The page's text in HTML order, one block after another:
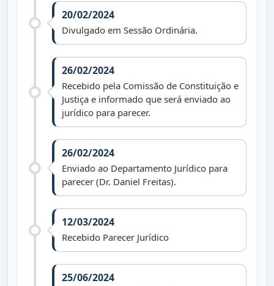
20/02/2024
Divulgado em Sessão Ordinária.
26/02/2024
Recebido pela Comissão de Constituição e
Justiça e informado que será enviado ao
jurídico para parecer.
26/02/2024
Enviado ao Departamento Jurídico para
parecer (Dr. Daniel Freitas).
12/03/2024
Recebido Parecer Jurídico
25/06/2024